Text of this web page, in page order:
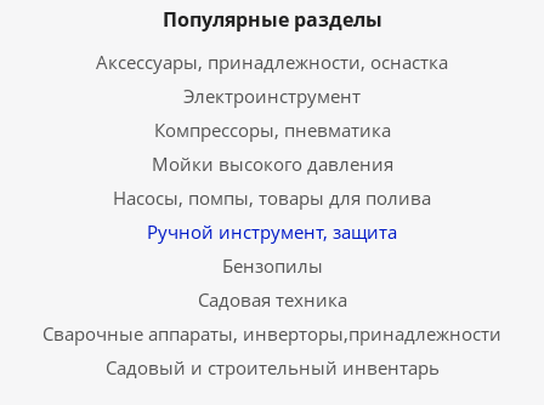
Популярные разделы
Аксессуары, принадлежности, оснастка
Электроинструмент
Компрессоры, пневматика
Мойки высокого давления
Насосы, помпы, товары для полива
Ручной инструмент, защита
Бензопилы
Садовая техника
Сварочные аппараты, инверторы,принадлежности
Садовый и строительный инвентарь